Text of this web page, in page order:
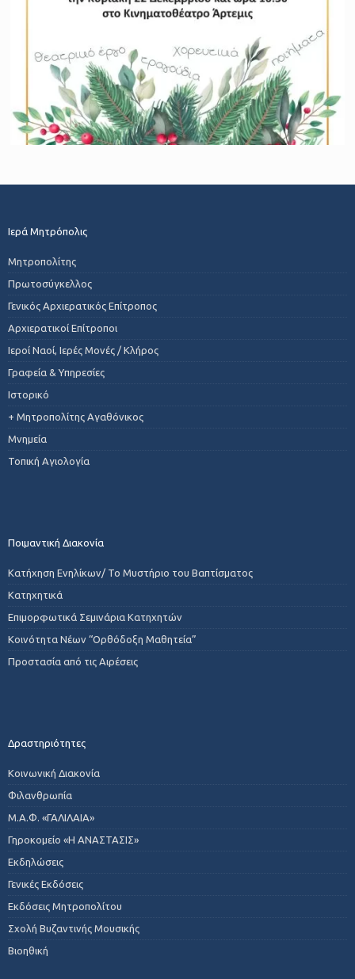
Ιερά Μητρόπολις
Μητροπολίτης
Πρωτοσύγκελλος
Γενικός Αρχιερατικός Επίτροπος
Αρχιερατικοί Επίτροποι
Ιεροί Ναοί, Ιερές Μονές / Κλήρος
Γραφεία & Υπηρεσίες
Ιστορικό
+ Μητροπολίτης Αγαθόνικος
Μνημεία
Τοπική Αγιολογία
Ποιμαντική Διακονία
Κατήχηση Ενηλίκων/ Το Μυστήριο του Βαπτίσματος
Κατηχητικά
Επιμορφωτικά Σεμινάρια Κατηχητών
Κοινότητα Νέων “Ορθόδοξη Μαθητεία”
Προστασία από τις Αιρέσεις
Δραστηριότητες
Κοινωνική Διακονία
Φιλανθρωπία
Μ.Α.Φ. «ΓΑΛΙΛΑΙΑ»
Γηροκομείο «Η ΑΝΑΣΤΑΣΙΣ»
Εκδηλώσεις
Γενικές Εκδόσεις
Εκδόσεις Μητροπολίτου
Σχολή Βυζαντινής Μουσικής
Βιοηθική